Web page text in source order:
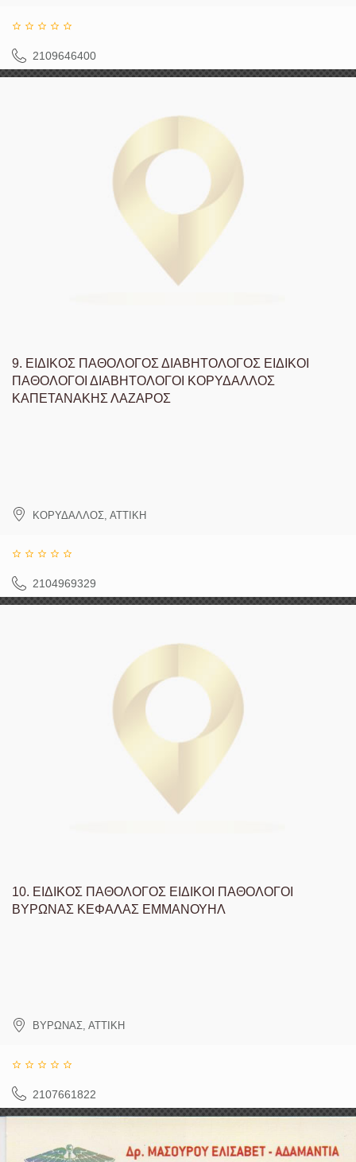
2109646400
9. ΕΙΔΙΚΟΣ ΠΑΘΟΛΟΓΟΣ ΔΙΑΒΗΤΟΛΟΓΟΣ ΕΙΔΙΚΟΙ
ΠΑΘΟΛΟΓΟΙ ΔΙΑΒΗΤΟΛΟΓΟΙ ΚΟΡΥΔΑΛΛΟΣ
ΚΑΠΕΤΑΝΑΚΗΣ ΛΑΖΑΡΟΣ
ΚΟΡΥΔΑΛΛΟΣ ΑΤΤΙΚΗ
2104969329
10. ΕΙΔΙΚΟΣ ΠΑΘΟΛΟΓΟΣ ΕΙΔΙΚΟΙ ΠΑΘΟΛΟΓΟΙ
ΒΥΡΩΝΑΣ ΚΕΦΑΛΑΣ ΕΜΜΑΝΟΥΗΛ
ΒΥΡΩΝΑΣ, ΑΤΤΙΚΗ
2107661822